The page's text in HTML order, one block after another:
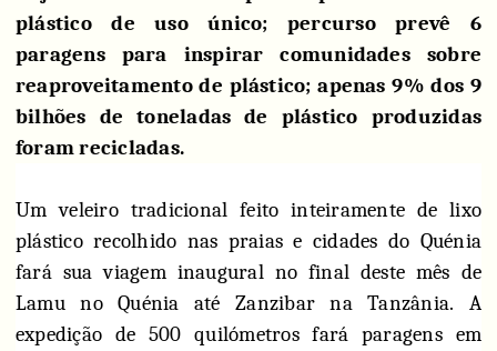
plástico de uso único; percurso prevê 6
paragens para inspirar comunidades sobre
reaproveitamento de plástico; apenas 9% dos 9
bilhões de toneladas de plástico produzidas
foram recicladas.
Um veleiro tradicional feito inteiramente de lixo
plástico recolhido nas praias e cidades do Quénia
fará sua viagem inaugural no final deste mês de
Lamu no Quénia até Zanzibar na Tanzânia. A
expedição de 500 quilómetros fará paragens em